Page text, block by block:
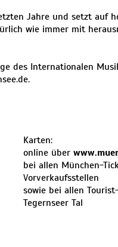
Jahre und setzt auf
wie immer mit
des Internationalen
.
Karten:
online über
bei allen München-
Vorverkaufsstellen
sowie bei allen
Tegernseer Tal